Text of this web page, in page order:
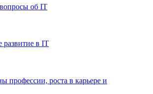
об IT
развитие в IT
профессии, роста в карьере и